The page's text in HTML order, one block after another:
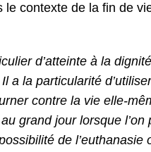
le contexte de la fin de
d’atteinte à la
a la particularité
contre la vie elle-
grand jour lorsque
de